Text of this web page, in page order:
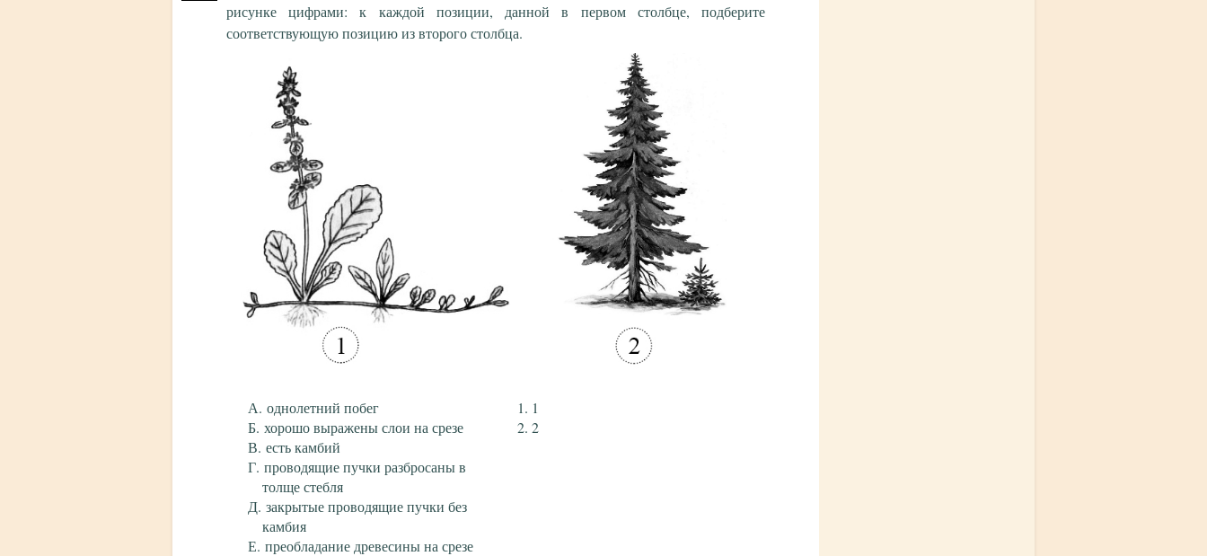
рисунке цифрами: к каждой позиции, данной в первом столбце, подберите
соответствующую позицию из второго столбца.
однолетний побег
хорошо выражены слои на срезе
есть камбий
проводящие пучки разбросаны в
толще стебля
закрытые проводящие пучки без
камбия
преобладание древесины на срезе
1
2